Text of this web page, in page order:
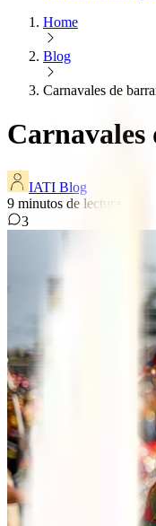
Home
Blog
Carnavales de
Carnavales
IATI Blog
9 minutos de lectura
3